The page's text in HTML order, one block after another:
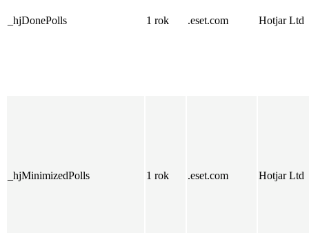
_hjDonePolls 1 rok .eset.com Hotjar Ltd
_hjMinimizedPolls 1 rok .eset.com Hotjar Ltd